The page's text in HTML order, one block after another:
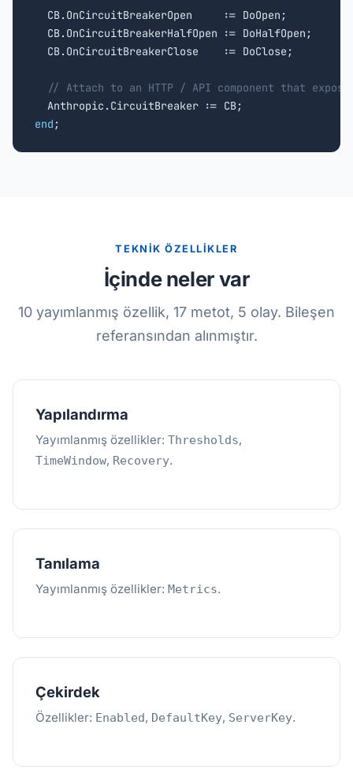
  CB.OnCircuitBreakerOpen     := DoOpen;
  CB.OnCircuitBreakerHalfOpen := DoHalfOpen;
  CB.OnCircuitBreakerClose    := DoClose;
// Attach to an HTTP / API component that
end ;
TEKNİK ÖZELLİKLER
İçinde neler var
10 yayımlanmış özellik, 17 metot, 5 olay. Bileşen
referansından alınmıştır.
Yapılandırma
Yayımlanmış özellikler: Thresholds,
TimeWindow, Recovery.
Tanılama
Yayımlanmış özellikler: Metrics.
Çekirdek
Özellikler: Enabled, DefaultKey, ServerKey.